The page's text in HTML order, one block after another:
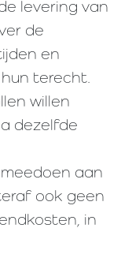
levering van
de
en
terecht.
willen
dezelfde
aan
ook geen
in